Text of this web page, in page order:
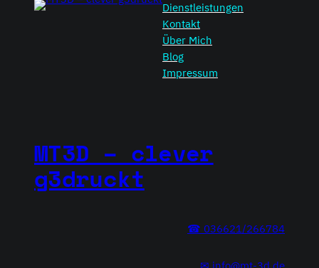
Dienstleistungen
Kontakt
Über Mich
Blog
Impressum
MT3D – clever
g3druckt
☎ 036621/266784